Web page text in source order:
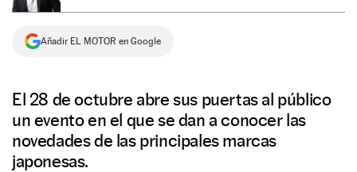
Añadir EL MOTOR en Google
El 28 de octubre abre sus puertas al público
un evento en el que se dan a conocer las
novedades de las principales marcas
japonesas.